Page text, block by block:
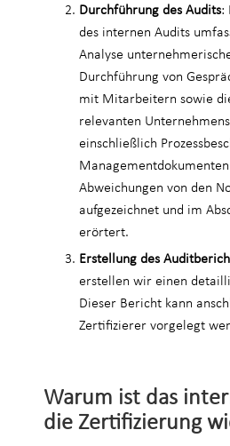
Durchführung des Audits:
des internen Audits
Analyse
Durchführung von
mit Mitarbeitern sowie
relevanten
einschließlich
Abweichungen von den
aufgezeichnet und im
erörtert.
Erstellung des
erstellen wir einen
Dieser Bericht kann
Zertifizierer vorgelegt
Warum ist das
die Zertifizierung